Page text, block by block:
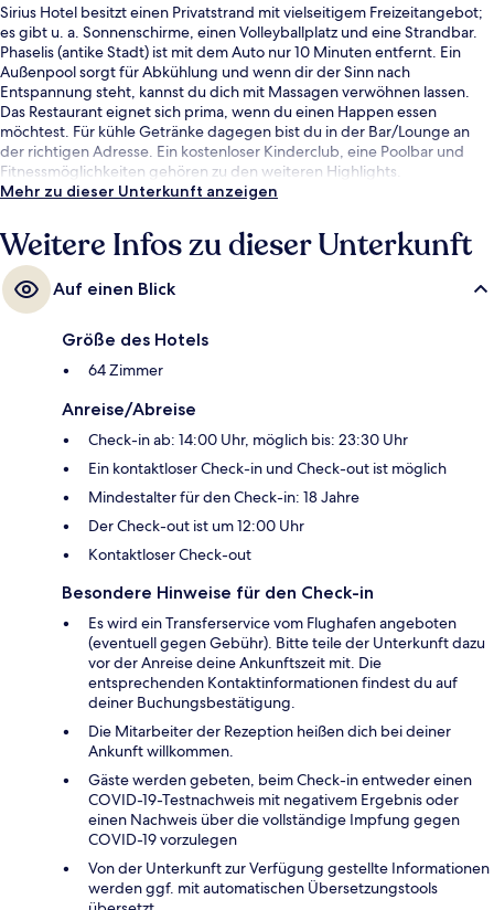
Sirius Hotel besitzt einen Privatstrand mit vielseitigem Freizeitangebot;
es gibt u. a. Sonnenschirme, einen Volleyballplatz und eine Strandbar.
Phaselis (antike Stadt) ist mit dem Auto nur 10 Minuten entfernt. Ein
Außenpool sorgt für Abkühlung und wenn dir der Sinn nach
Entspannung steht, kannst du dich mit Massagen verwöhnen lassen.
Das Restaurant eignet sich prima, wenn du einen Happen essen
möchtest. Für kühle Getränke dagegen bist du in der Bar/Lounge an
der richtigen Adresse. Ein kostenloser Kinderclub, eine Poolbar und
Fitnessmöglichkeiten gehören zu den weiteren Highlights.
Mehr zu dieser Unterkunft anzeigen
Weitere Infos zu dieser Unterkunft
Auf einen Blick
Größe des Hotels
64 Zimmer
Anreise/Abreise
Check-in ab: 14:00 Uhr, möglich bis: 23:30 Uhr
Ein kontaktloser Check-in und Check-out ist möglich
Mindestalter für den Check-in: 18 Jahre
Der Check-out ist um 12:00 Uhr
Kontaktloser Check-out
Besondere Hinweise für den Check-in
Es wird ein Transferservice vom Flughafen angeboten
(eventuell gegen Gebühr). Bitte teile der Unterkunft dazu
vor der Anreise deine Ankunftszeit mit. Die
entsprechenden Kontaktinformationen findest du auf
deiner Buchungsbestätigung.
Die Mitarbeiter der Rezeption heißen dich bei deiner
Ankunft willkommen.
Gäste werden gebeten, beim Check-in entweder einen
COVID-19-Testnachweis mit negativem Ergebnis oder
einen Nachweis über die vollständige Impfung gegen
COVID-19 vorzulegen
Von der Unterkunft zur Verfügung gestellte Informationen
werden ggf. mit automatischen Übersetzungstools